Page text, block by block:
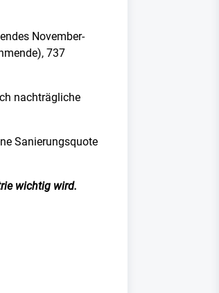
November-
737
nachträgliche
Sanierungsquote
wichtig wird.